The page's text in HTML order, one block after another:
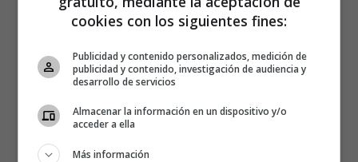
cookies con los siguientes fines:
Publicidad y contenido personalizados, medición de
publicidad y contenido, investigación de audiencia y
desarrollo de servicios
Almacenar la información en un dispositivo y/o
acceder a ella
Más información